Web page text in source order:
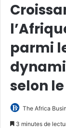
parmi
selon le
The Africa
3 minutes de